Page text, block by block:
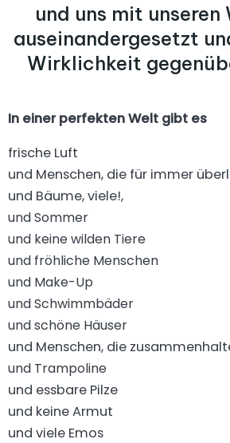
und uns mit unseren
auseinandergesetzt
Wirklichkeit
In einer perfekten Welt gibt es
frische Luft
und Menschen, die für immer
und Bäume, viele!,
und Sommer
und keine wilden Tiere
und fröhliche Menschen
und Make-Up
und Schwimmbäder
und schöne Häuser
und Menschen, die
und Trampoline
und essbare Pilze
und keine Armut
und viele Emos